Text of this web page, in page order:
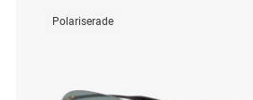
Polariserade